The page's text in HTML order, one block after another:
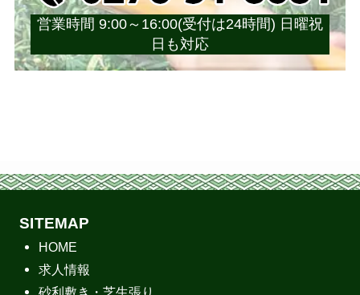
営業時間 9:00～16:00(受付は24時間) 日曜祝
日も対応
SITEMAP
HOME
求人情報
砂利敷き・芝生張り